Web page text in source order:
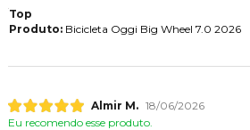
Top
Produto:Bicicleta Oggi Big Wheel 7.0 2026
Almir M. 18/06/2026
Eu recomendo esse produto.